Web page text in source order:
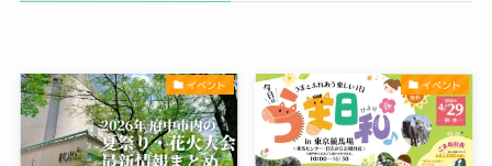
イベント イベント